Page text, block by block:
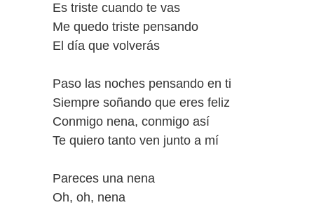
Es triste cuando te vas
Me quedo triste pensando
El día que volverás
Paso las noches pensando en ti
Siempre soñando que eres feliz
Conmigo nena, conmigo así
Te quiero tanto ven junto a mí
Pareces una nena
Oh, oh, nena